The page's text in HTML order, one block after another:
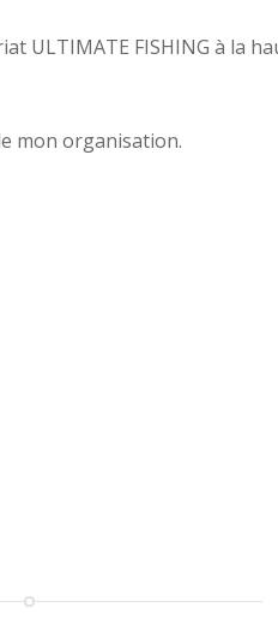
ULTIMATE FISHING à la
mon organisation.